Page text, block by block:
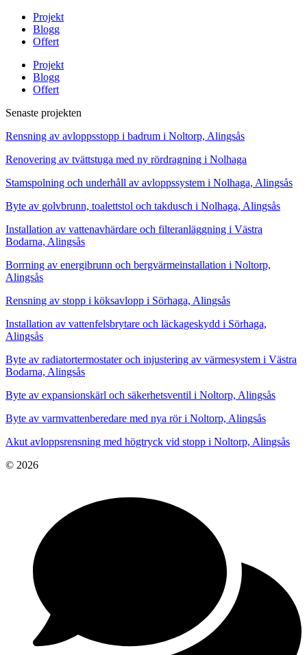
Projekt
Blogg
Offert
Projekt
Blogg
Offert
Senaste projekten
Rensning av avloppsstopp i badrum i Noltorp, Alingsås
Renovering av tvättstuga med ny rördragning i Nolhaga
Stamspolning och underhåll av avloppssystem i Nolhaga, Alingsås
Byte av golvbrunn, toalettstol och takdusch i Nolhaga, Alingsås
Installation av vattenavhärdare och filteranläggning i Västra
Bodarna, Alingsås
Borrning av energibrunn och bergvärmeinstallation i Noltorp,
Alingsås
Rensning av stopp i köksavlopp i Sörhaga, Alingsås
Installation av vattenfelsbrytare och läckageskydd i Sörhaga,
Alingsås
Byte av radiatortermostater och injustering av värmesystem i Västra
Bodarna, Alingsås
Byte av expansionskärl och säkerhetsventil i Noltorp, Alingsås
Byte av varmvattenberedare med nya rör i Noltorp, Alingsås
Akut avloppsrensning med högtryck vid stopp i Noltorp, Alingsås
© 2026